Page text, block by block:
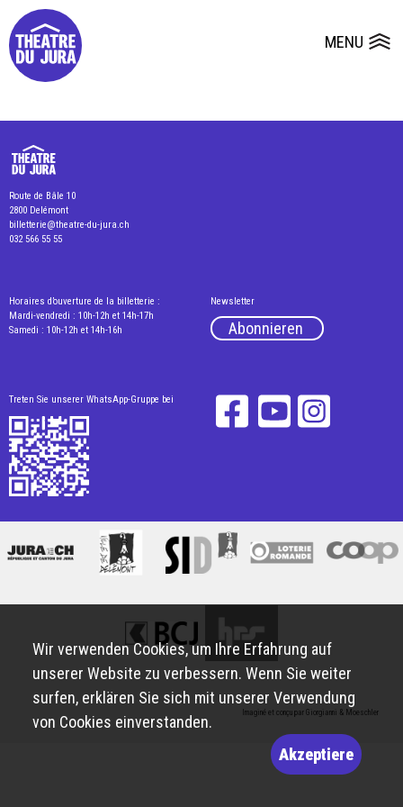
MENU
Presse Dépôts de dossiers
Route de Bâle 10
2800 Delémont
billetterie@theatre-du-jura.ch
032 566 55 55
Horaires d’ouverture de la billetterie :
Mardi-vendredi : 10h-12h et 14h-17h
Samedi : 10h-12h et 14h-16h
Newsletter
Abonnieren
Treten Sie unserer WhatsApp-Gruppe bei
Imaginé et conçu par Giorgianni & Moeschler
Wir verwenden Cookies, um Ihre Erfahrung auf
unserer Website zu verbessern. Wenn Sie weiter
surfen, erklären Sie sich mit unserer Verwendung
von Cookies einverstanden.
Akzeptiere